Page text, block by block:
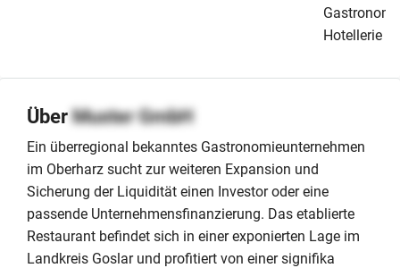
Hotellerie
ÜberMuster GmbH
Ein überregional bekanntes Gastronomieunternehmen
im Oberharz sucht zur weiteren Expansion und
Sicherung der Liquidität einen Investor oder eine
passende Unternehmensfinanzierung. Das etablierte
Restaurant befindet sich in einer exponierten Lage im
Landkreis Goslar und profitiert von einer signifika